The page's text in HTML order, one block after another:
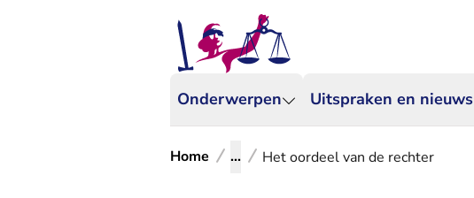
Onderwerpen Uitspraken en nieuws
Home ... Het oordeel van de rechter